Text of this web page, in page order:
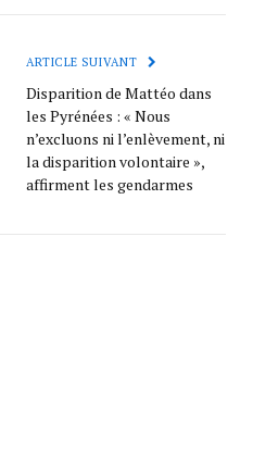
ARTICLE SUIVANT
Disparition de Mattéo dans
les Pyrénées : « Nous
n’excluons ni l’enlèvement, ni
la disparition volontaire »,
affirment les gendarmes